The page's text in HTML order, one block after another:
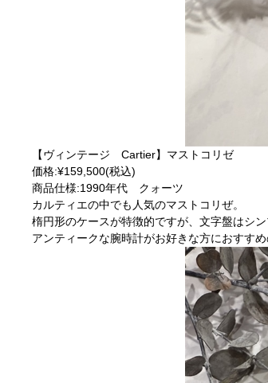
【ヴィンテージ Cartier】マストコリゼ
価格:¥159,500(税込)
商品仕様:1990年代 クォーツ
カルティエの中でも人気のマストコリぜ。
楕円形のケースが特徴的ですが、文字盤はシ
アンティークな腕時計がお好きな方におすすめ